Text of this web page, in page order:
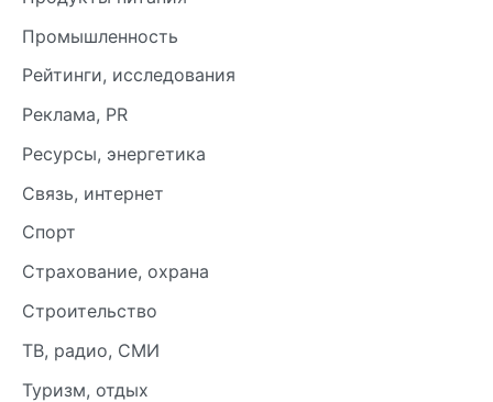
Промышленность
Рейтинги, исследования
Реклама, PR
Ресурсы, энергетика
Связь, интернет
Спорт
Страхование, охрана
Строительство
ТВ, радио, СМИ
Туризм, отдых